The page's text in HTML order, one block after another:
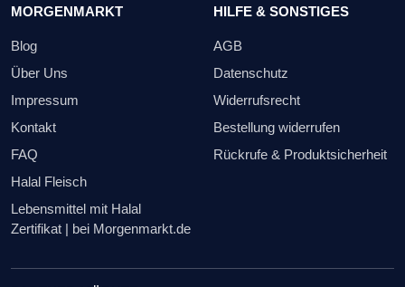
MORGENMARKT
Blog
Über Uns
Impressum
Kontakt
FAQ
Halal Fleisch
Lebensmittel mit Halal
Zertifikat | bei Morgenmarkt.de
HILFE & SONSTIGES
AGB
Datenschutz
Widerrufsrecht
Bestellung widerrufen
Rückrufe & Produktsicherheit